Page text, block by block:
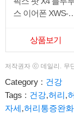
스 이어폰 XWS-
상품보기
저작권자 ⓒ 데일리. 무
Category : 건강
Tags : 건강,허리 ,
자세 ,허리통증완